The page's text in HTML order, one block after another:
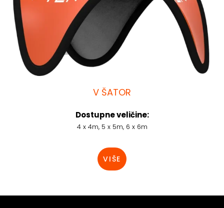
V ŠATOR
Dostupne veličine:
4 x 4m, 5 x 5m, 6 x 6m
VIŠE